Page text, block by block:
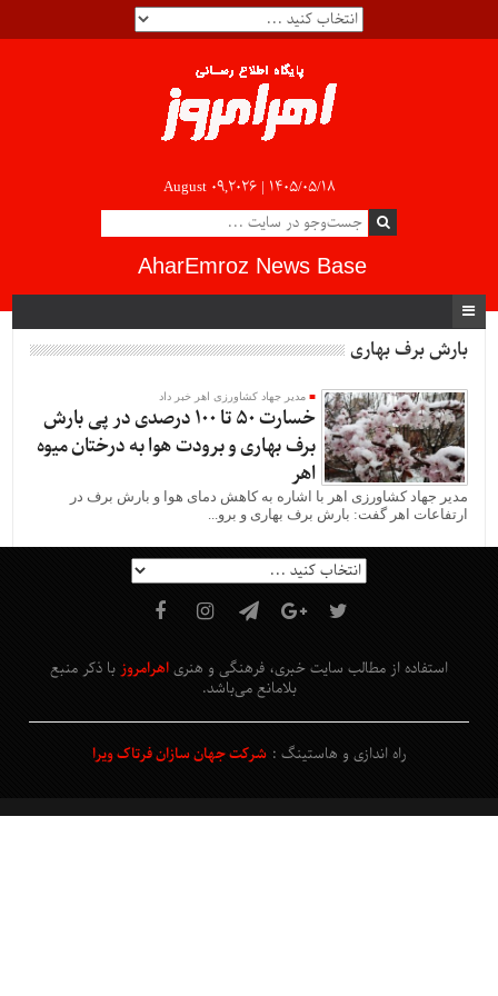
August 09,2026 | ۱۴۰۵/۰۵/۱۸
AharEmroz News Base
بارش برف بهاری
مدیر جهاد کشاورزی اهر خبر داد
خسارت 50 تا 100 درصدی در پی بارش
برف بهاری و برودت هوا به درختان میوه
اهر
مدیر جهاد کشاورزی اهر با اشاره به کاهش دمای هوا و بارش برف در
ارتفاعات اهر گفت: بارش برف بهاری و برو...
استفاده از مطالب سایت خبری، فرهنگی و هنری اهرامروز با ذکر منبع
بلامانع می‌باشد.
راه اندازی و هاستینگ :شرکت جهان سازان فرتاک ویرا